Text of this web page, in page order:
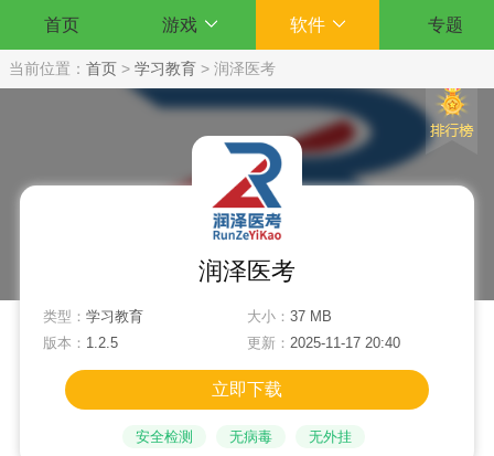
首页 游戏 软件 专题
当前位置： 首页 > 学习教育 > 润泽医考
润泽医考
类型： 学习教育 大小： 37 MB
版本： 1.2.5 更新： 2025-11-17 20:40
立即下载
安全检测 无病毒 无外挂